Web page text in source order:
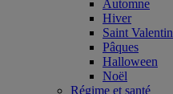
Automne
Hiver
Saint Valentin
Pâques
Halloween
Noël
Régime et santé